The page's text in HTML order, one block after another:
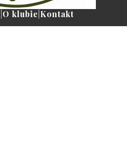
O klubie Kontakt